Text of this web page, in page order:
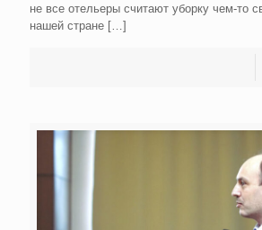
не все отельеры считают уборку чем-то
нашей стране […]